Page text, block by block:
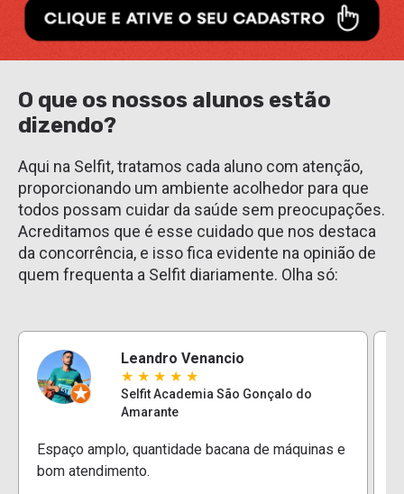
O que os nossos alunos estão
dizendo?
Aqui na Selfit, tratamos cada aluno com atenção,
proporcionando um ambiente acolhedor para que
todos possam cuidar da saúde sem preocupações.
Acreditamos que é esse cuidado que nos destaca
da concorrência, e isso fica evidente na opinião de
quem frequenta a Selfit diariamente. Olha só:
Leandro Venancio
★ ★ ★ ★ ★
Selfit Academia São Gonçalo do
Amarante
Espaço amplo, quantidade bacana de máquinas e
bom atendimento.